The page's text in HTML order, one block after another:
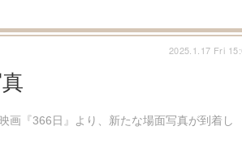
画『366日』より、新たな場面写真が到着し
2025.1.17 Fri